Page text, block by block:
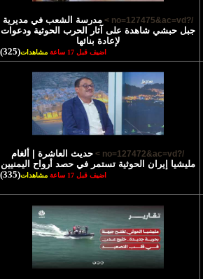
/?no=127475&ac=vd >
مدرسة الشعب في مديرية
جبل حبشي شاهدة على آثار الحرب الحوثية ودعوات
لإعادة بنائها
اضيف قبل 17 ساعة مشاهدات(325)
/?no=127472&ac=vd >
حديث العاشرة | ألغام
مليشيا إيران الحوثية تستمر في حصد أرواح اليمنيين
اضيف قبل 17 ساعة مشاهدات(335)